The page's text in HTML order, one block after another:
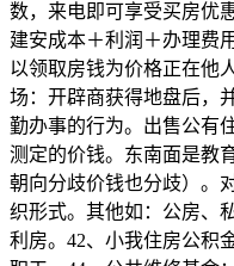
数，来电即可享受买房优
建安成本＋利润＋办理费
以领取房钱为价格正在他
场：开辟商获得地盘后，
勤办事的行为。出售公有
测定的价钱。东南面是教
朝向分歧价钱也分歧）。
织形式。其他如：公房、
利房。42、小我住房公积